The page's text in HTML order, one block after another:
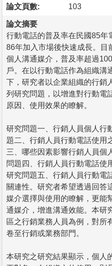
論文頁數: 103
論文摘要
行動電話的普及率在民國85年
86年加入市場後快速成長。目
個人溝通媒介，普及率超過
戶。在以行動電話作為組織溝
下，研究者以企業組織的行銷
列研究問題，以增進對行動電
原因、使用效果的瞭解。
研究問題一、行銷人員個人行
題二、行銷人員行動電話使用
三、哪些因素影響行銷人員個
問題四、行銷人員行動電話使
研究問題五、行銷人員行動電
關連性。研究者希望透過回答
媒介選擇與使用的瞭解，更能
通媒介，增進溝通效能。本研
區之行銷業務人員為例，對所
卷至行銷或業務部門。
本研究之研究結果顯示，個人